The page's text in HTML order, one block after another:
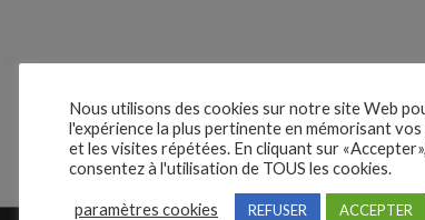
Nous utilisons des cookies sur notre site Web
l'expérience la plus pertinente en mémorisant
et les visites répétées. En cliquant sur
consentez à l'utilisation de TOUS les cookies.
paramètres cookies REFUSER ACCEPTER